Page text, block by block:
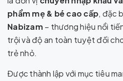
phẩm mẹ & bé cao cấp, đặc
Nabizam – thương hiệu nổi
trội và độ an toàn tuyệt đối
trẻ nhỏ.
Được thành lập với mục tiêu